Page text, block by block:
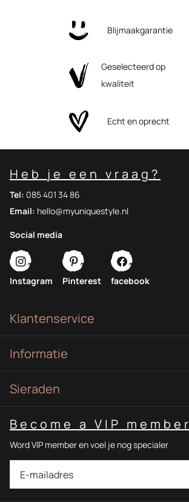
Blijmaakgarantie
Geselecteerd op
kwaliteit
Echt en oprecht
Klantenservice
Informatie
Sieraden
Become a VIP member
Word VIP member en voel je nog specialer
Heb je een vraag?
Tel: 085 401 34 86
Email: hello@myuniquestyle.nl
Social media
Instagram Pinterest facebook